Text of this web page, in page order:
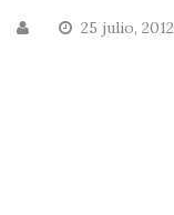
25 julio, 2012